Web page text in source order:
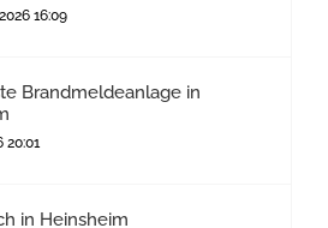
16:09
Brandmeldeanlage in
20:01
in Heinsheim